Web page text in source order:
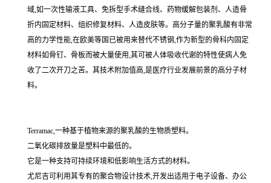
域,如一次性输液工具、免拆型手术缝合线、药物缓解包装剂、人造骨
折内固定材料、组织修复材料、人造皮肤等。高分子量的聚乳酸有非常
高的力学性能,在欧美等国已被用来替代不锈钢,作为新型的骨科内固定
材料如骨钉、骨板而被大量使用,其可被人体吸收代谢的特性使病人免
收了二次开刀之苦。其技术附加值高,是医疗行业发展前景的高分子材
料。
Terramac,一种基于植物来源的聚乳酸的生物质塑料。
二氧化碳排放量是塑料中最低的。
它是一种支持可持续环境和低影响生活方式的材料。
尤尼吉可利用其专有的聚合物设计技术,开发出适用于电子设备、办公